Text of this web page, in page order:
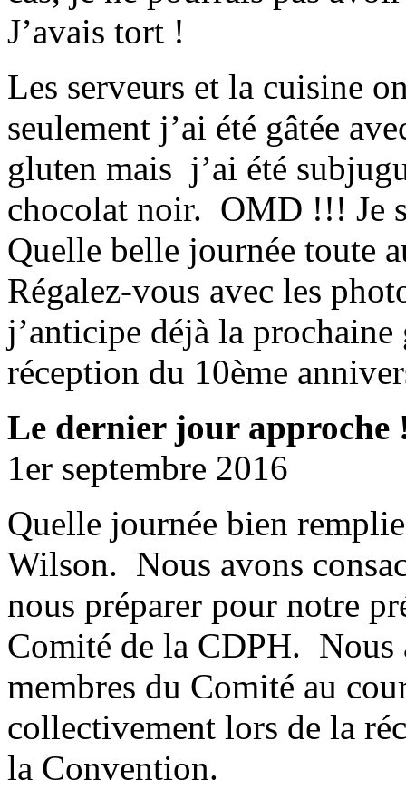
J’avais tort !
Les serveurs et la cuisine
seulement j’ai été gâtée
gluten mais j’ai été
chocolat noir. OMD !!! Je
Quelle belle journée toute
Régalez-vous avec les
j’anticipe déjà la
réception du 10ème
Le dernier jour approche
1er septembre 2016
Quelle journée bien
Wilson. Nous avons
nous préparer pour notre
Comité de la CDPH. Nous
membres du Comité au
collectivement lors de la
la Convention.